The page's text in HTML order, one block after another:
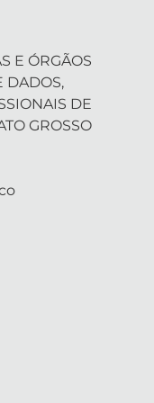
i
n
E ÓRGÃOS
DADOS,
DE
GROSSO